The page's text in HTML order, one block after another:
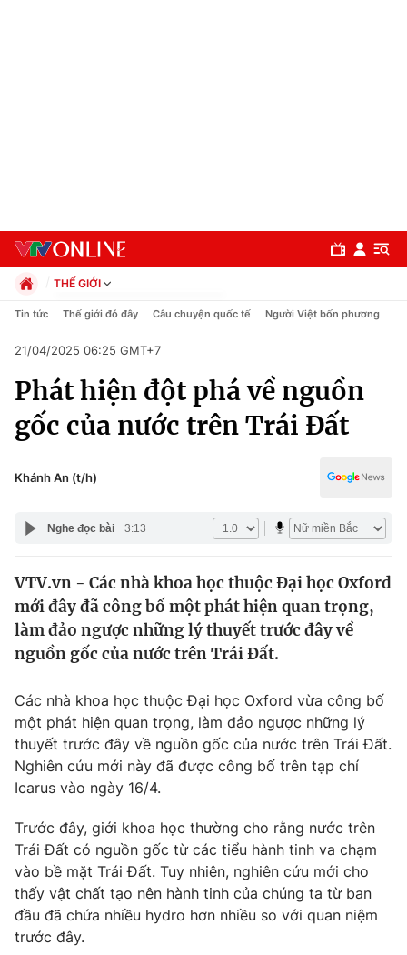
Chuyên mục
Chính trị
Pháp luật
Thế giới
Tin tức
Thế giới đó đây
Câu chuyện quốc tế
Tài chính
Thị trường
Góc doanh nghiệp
Dữ liệu và đời sống
Truyền hình
Phim VTV
Hậu trường
Nhân vật
Khán giả
Giải trí
Điện ảnh
Âm nhạc
Sao
Đời sống
Du lịch
Giáo dục
THẾ GIỚI
Chính trị
Pháp luật
Kinh tế
Thể thao
Truyền hình
Y tế
Công nghệ
Tin tức Thế giới đó đây Câu chuyện quốc tế Người Việt bốn phương
21/04/2025 06:25 GMT+7
Phát hiện đột phá về nguồn
gốc của nước trên Trái Đất
Khánh An (t/h)
Nghe đọc bài 3:13
VTV.vn - Các nhà khoa học thuộc Đại học Oxford
mới đây đã công bố một phát hiện quan trọng,
làm đảo ngược những lý thuyết trước đây về
nguồn gốc của nước trên Trái Đất.
Các nhà khoa học thuộc Đại học Oxford vừa công bố
một phát hiện quan trọng, làm đảo ngược những lý
thuyết trước đây về nguồn gốc của nước trên Trái Đất.
Nghiên cứu mới này đã được công bố trên tạp chí
Icarus vào ngày 16/4.
Trước đây, giới khoa học thường cho rằng nước trên
Trái Đất có nguồn gốc từ các tiểu hành tinh va chạm
vào bề mặt Trái Đất. Tuy nhiên, nghiên cứu mới cho
thấy vật chất tạo nên hành tinh của chúng ta từ ban
đầu đã chứa nhiều hydro hơn nhiều so với quan niệm
trước đây.